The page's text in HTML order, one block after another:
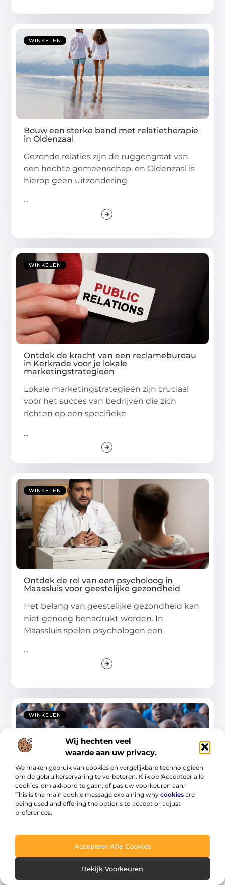
Wij hechten veel
waarde aan uw privacy.
We maken gebruik van cookies en vergelijkbare technologieën
om de gebruikerservaring te verbeteren. Klik op 'Accepteer alle
cookies' om akkoord te gaan, of pas uw voorkeuren aan."
This is the main cookie message explaining why cookies are
being used and offering the options to accept or adjust
preferences.
Accepteer Alle Cookies
Bekijk Voorkeuren
WINKELEN
Bouw een sterke band met relatietherapie
in Oldenzaal
Gezonde relaties zijn de ruggengraat van
een hechte gemeenschap, en Oldenzaal is
hierop geen uitzondering.
...
WINKELEN
Ontdek de kracht van een reclamebureau
in Kerkrade voor je lokale
marketingstrategieën
Lokale marketingstrategieën zijn cruciaal
voor het succes van bedrijven die zich
richten op een specifieke
...
WINKELEN
Ontdek de rol van een psycholoog in
Maassluis voor geestelijke gezondheid
Het belang van geestelijke gezondheid kan
niet genoeg benadrukt worden. In
Maassluis spelen psychologen een
...
WINKELEN
Bouwen aan een sterke toekomst met
praktijkonderwijs in harderwijk
vandaag is het essentieel dat leerlingen
praktische vaardigheden ontwikkelen